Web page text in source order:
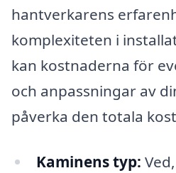
hantverkarens
komplexiteten i
kan kostnaderna för
och anpassningar av
påverka den totala
Kaminens typ: